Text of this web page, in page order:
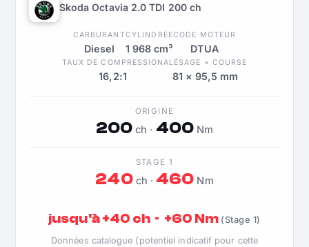
Skoda Octavia 2.0 TDI 200 ch
CARBURANT
Diesel
CYLINDRÉE
1 968 cm³
CODE MOTEUR
DTUA
TAUX DE COMPRESSION
16,2:1
ALÉSAGE × COURSE
81 × 95,5 mm
ORIGINE
200 ch · 400Nm
STAGE 1
240ch · 460 Nm
jusqu'à +40 ch · +60 Nm (Stage 1)
Données catalogue (potentiel indicatif pour cette